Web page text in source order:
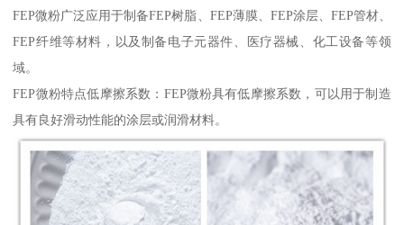
FEP微粉广泛应用于制备FEP树脂、FEP薄膜、FEP涂层、FEP管材、
FEP纤维等材料，以及制备电子元器件、医疗器械、化工设备等领
域。
FEP微粉特点低摩擦系数：FEP微粉具有低摩擦系数，可以用于制造
具有良好滑动性能的涂层或润滑材料。